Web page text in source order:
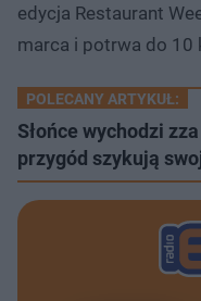
edycja Restaurant
marca i potrwa do 10
POLECANY ARTYKUŁ:
Słońce wychodzi
przygód szykują